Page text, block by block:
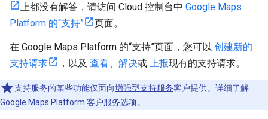
上都没有解答，请访问 Cloud 控制台中 Google Maps
Platform 的“支持”
页面。
在 Google Maps Platform 的“支持”页面，您可以 创建新的
支持请求
，以及 查看 解决或 上报现有的支持请求。
支持服务的某些功能仅面向增强型支持服务客户提供。详细了解
Google Maps Platform 客户服务选项。